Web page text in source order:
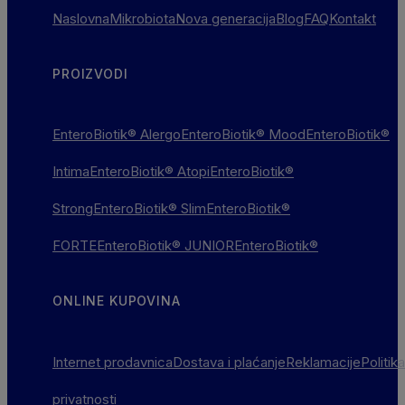
NaslovnaMikrobiotaNova generacijaBlogFAQKontakt
PROIZVODI
EnteroBiotik® AlergoEnteroBiotik® MoodEnteroBiotik®
IntimaEnteroBiotik® AtopiEnteroBiotik®
StrongEnteroBiotik® SlimEnteroBiotik®
FORTEEnteroBiotik® JUNIOREnteroBiotik®
ONLINE KUPOVINA
Internet prodavnicaDostava i plaćanjeReklamacijePolitika
privatnosti